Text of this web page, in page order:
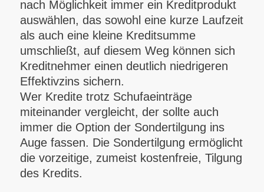
nach Möglichkeit immer ein Kreditprodukt
auswählen, das sowohl eine kurze Laufzeit
als auch eine kleine Kreditsumme
umschließt, auf diesem Weg können sich
Kreditnehmer einen deutlich niedrigeren
Effektivzins sichern.
Wer Kredite trotz Schufaeinträge
miteinander vergleicht, der sollte auch
immer die Option der Sondertilgung ins
Auge fassen. Die Sondertilgung ermöglicht
die vorzeitige, zumeist kostenfreie, Tilgung
des Kredits.